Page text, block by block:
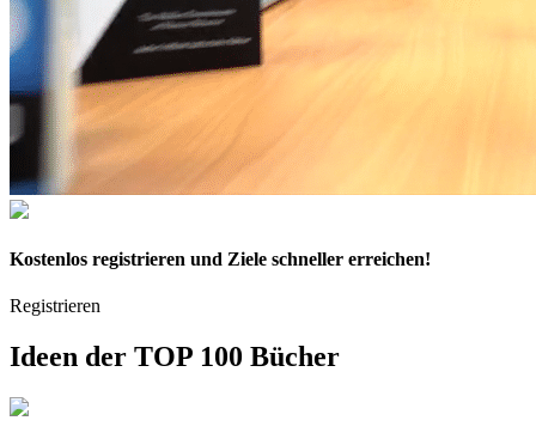
Kostenlos registrieren und Ziele schneller erreichen!
Registrieren
Ideen der TOP 100 Bücher